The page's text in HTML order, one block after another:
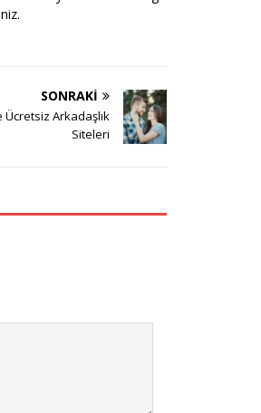
SONRAKI
Arkadaşlık
Siteleri